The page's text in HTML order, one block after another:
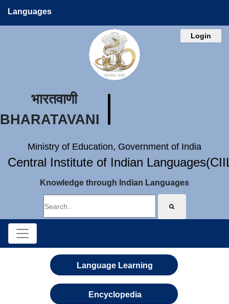
Languages
Login
भारतवाणी
BHARATAVANI
Ministry of Education, Government of India
Central Institute of Indian
Knowledge through Indian Languages
Language Learning
Encyclopedia